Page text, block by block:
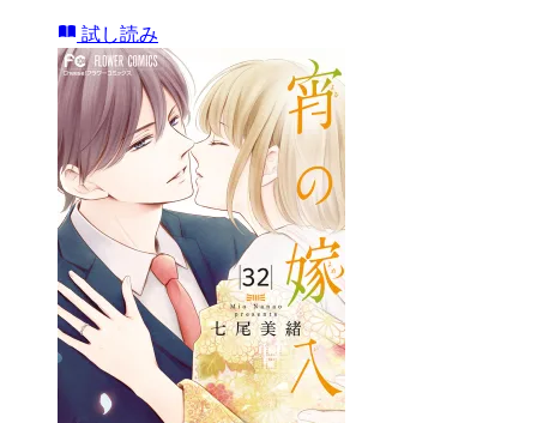
試し読み